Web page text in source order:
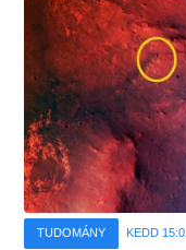
TUDOMÁNY KEDD